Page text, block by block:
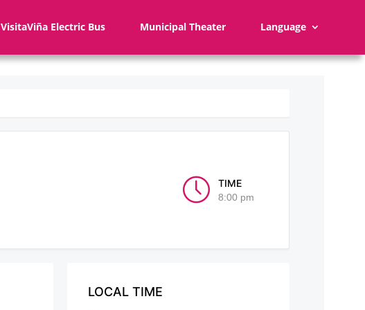
VisitaViña Electric Bus Municipal Theater Language
TIME
8:00 pm
LOCAL TIME